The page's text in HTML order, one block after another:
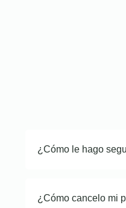
¿Cómo le hago
¿Cómo cancelo mi